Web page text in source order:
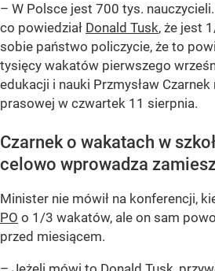
– W Polsce jest 700 tys.
co powiedział Donald Tusk, że jest
sobie państwo policzycie, że to
tysięcy wakatów pierwszego
edukacji i nauki Przmysław
prasowej w czwartek 11 sierpnia.
Czarnek o wakatach w
celowo wprowadza
Minister nie mówił na konferencji,
PO o 1/3 wakatów, ale on sam
przed miesiącem.